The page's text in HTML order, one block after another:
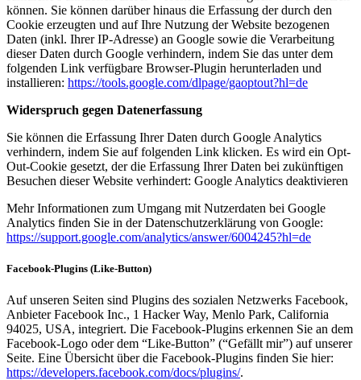
können. Sie können darüber hinaus die Erfassung der durch den
Cookie erzeugten und auf Ihre Nutzung der Website bezogenen
Daten (inkl. Ihrer IP-Adresse) an Google sowie die Verarbeitung
dieser Daten durch Google verhindern, indem Sie das unter dem
folgenden Link verfügbare Browser-Plugin herunterladen und
installieren: https://tools.google.com/dlpage/gaoptout?hl=de
Widerspruch gegen Datenerfassung
Sie können die Erfassung Ihrer Daten durch Google Analytics
verhindern, indem Sie auf folgenden Link klicken. Es wird ein Opt-
Out-Cookie gesetzt, der die Erfassung Ihrer Daten bei zukünftigen
Besuchen dieser Website verhindert: Google Analytics deaktivieren
Mehr Informationen zum Umgang mit Nutzerdaten bei Google
Analytics finden Sie in der Datenschutzerklärung von Google:
https://support.google.com/analytics/answer/6004245?hl=de
Facebook-Plugins (Like-Button)
Auf unseren Seiten sind Plugins des sozialen Netzwerks Facebook,
Anbieter Facebook Inc., 1 Hacker Way, Menlo Park, California
94025, USA, integriert. Die Facebook-Plugins erkennen Sie an dem
Facebook-Logo oder dem “Like-Button” (“Gefällt mir”) auf unserer
Seite. Eine Übersicht über die Facebook-Plugins finden Sie hier:
https://developers.facebook.com/docs/plugins/.